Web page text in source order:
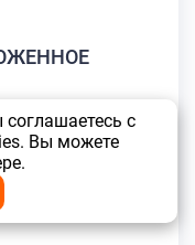
с
Вы можете